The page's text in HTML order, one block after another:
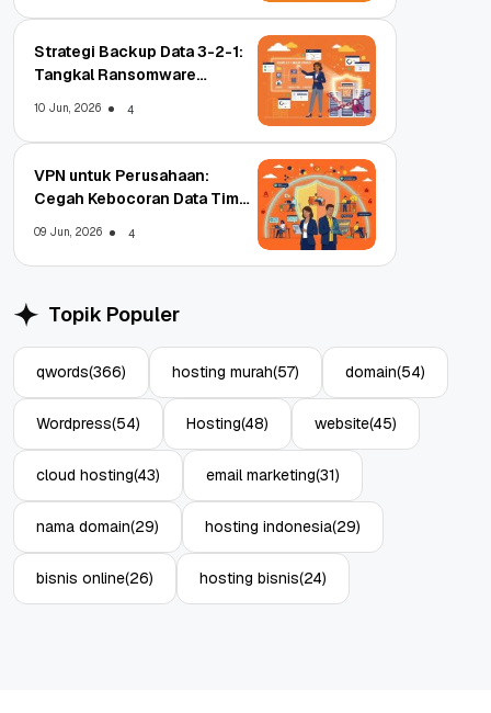
Strategi Backup Data 3-2-1:
Tangkal Ransomware
10 Jun, 2026 4
VPN untuk Perusahaan:
Cegah Kebocoran Data Tim
09 Jun, 2026 4
Topik Populer
qwords(366) hosting murah(57) domain(54)
Wordpress(54) Hosting(48) website(45)
cloud hosting(43) email marketing(31)
nama domain(29) hosting indonesia(29)
bisnis online(26) hosting bisnis(24)